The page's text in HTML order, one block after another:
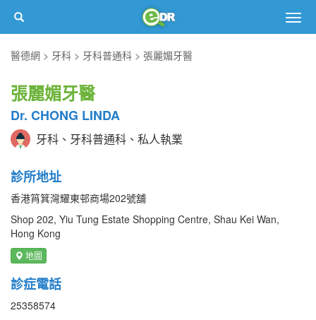
醫德網
牙科 牙科普通科 張麗媚牙醫
張麗媚牙醫
Dr. CHONG LINDA
牙科、牙科普通科、私人執業
診所地址
香港筲箕灣耀東邨商場202號舖
Shop 202, Yiu Tung Estate Shopping Centre, Shau Kei Wan,
Hong Kong
地圖
診症電話
25358574